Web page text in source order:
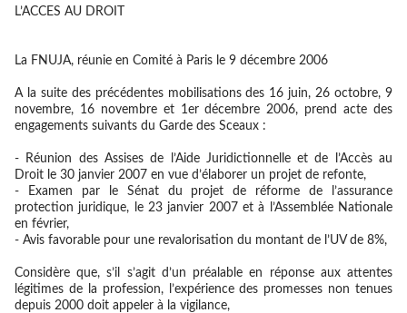
L’ACCES AU DROIT
La FNUJA, réunie en Comité à Paris le 9 décembre 2006
A la suite des précédentes mobilisations des 16 juin, 26 octobre, 9
novembre, 16 novembre et 1er décembre 2006, prend acte des
engagements suivants du Garde des Sceaux :
- Réunion des Assises de l’Aide Juridictionnelle et de l’Accès au
Droit le 30 janvier 2007 en vue d’élaborer un projet de refonte,
- Examen par le Sénat du projet de réforme de l’assurance
protection juridique, le 23 janvier 2007 et à l’Assemblée Nationale
en février,
- Avis favorable pour une revalorisation du montant de l’UV de 8%,
Considère que, s’il s’agit d’un préalable en réponse aux attentes
légitimes de la profession, l’expérience des promesses non tenues
depuis 2000 doit appeler à la vigilance,